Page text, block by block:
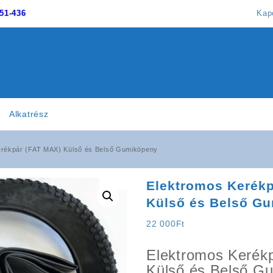
436
Alkatrész
(FAT MAX) Külső és Belső Gumiköpeny
Elektromos
Külső és Belső
22 000Ft
Elektromos